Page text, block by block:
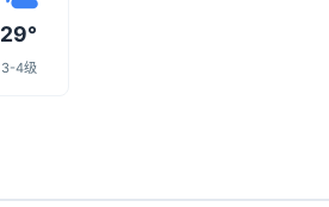
29°
3-4级